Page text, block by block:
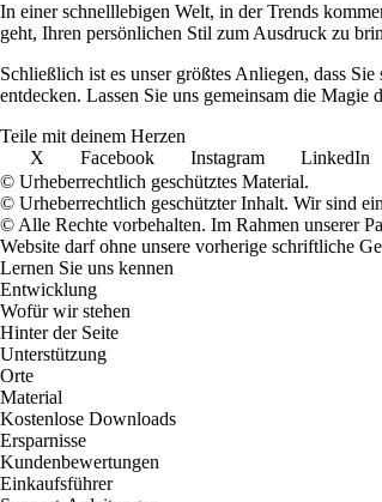
In einer schnelllebigen Welt, in der Trends
geht, Ihren persönlichen Stil zum Ausdruck zu
Schließlich ist es unser größtes Anliegen, dass
entdecken. Lassen Sie uns gemeinsam die
Teile mit deinem Herzen
X
Facebook Instagram LinkedIn
© Urheberrechtlich geschütztes Material.
© Urheberrechtlich geschützter Inhalt. Wir sind
© Alle Rechte vorbehalten. Im Rahmen unserer
Website darf ohne unsere vorherige schriftliche
Lernen Sie uns kennen
Entwicklung
Wofür wir stehen
Hinter der Seite
Unterstützung
Orte
Material
Kostenlose Downloads
Ersparnisse
Kundenbewertungen
Einkaufsführer